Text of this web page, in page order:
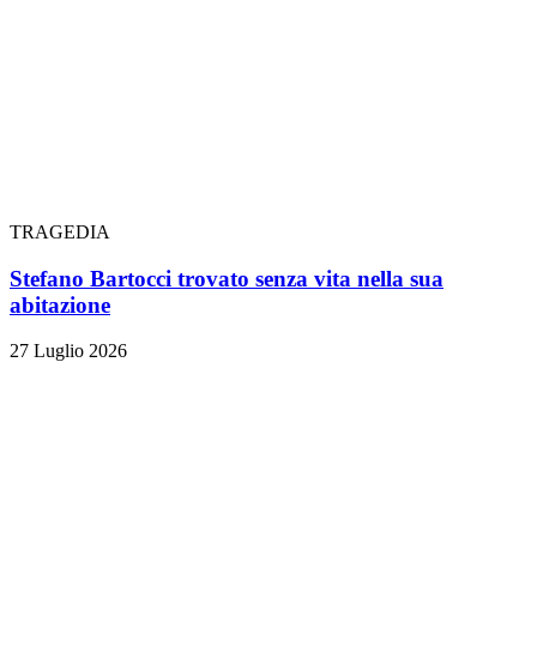
TRAGEDIA
Stefano Bartocci trovato senza vita nella sua
abitazione
27 Luglio 2026